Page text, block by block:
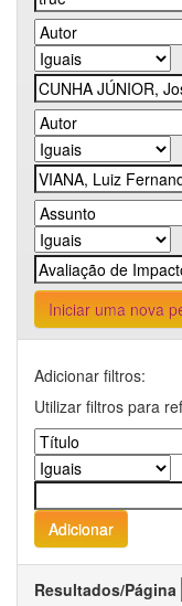
Iniciar uma nova
Adicionar filtros:
Utilizar filtros para
Resultados/Página